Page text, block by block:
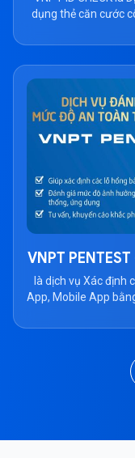
dụng thẻ căn cước
Nghiên cứu - Ứng
giúp khách hàng
cơ
VNPT
là dịch vụ Xác định
App, Mobile App